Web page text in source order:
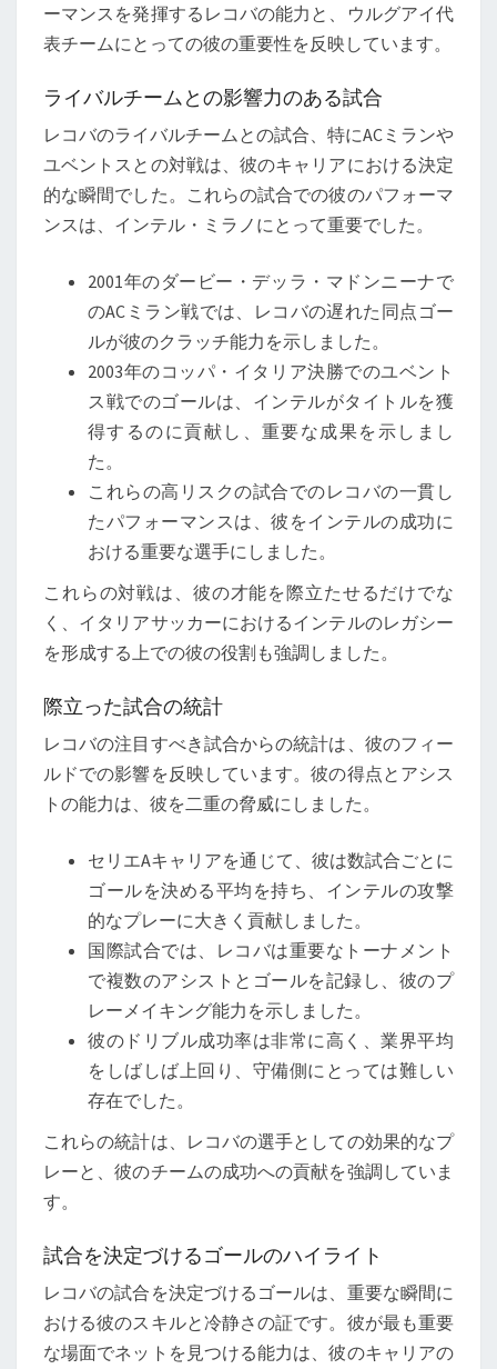
ーマンスを発揮するレコバの能力と、ウルグアイ代
表チームにとっての彼の重要性を反映しています。
ライバルチームとの影響力のある試合
レコバのライバルチームとの試合、特にACミランや
ユベントスとの対戦は、彼のキャリアにおける決定
的な瞬間でした。これらの試合での彼のパフォーマ
ンスは、インテル・ミラノにとって重要でした。
2001年のダービー・デッラ・マドンニーナで
のACミラン戦では、レコバの遅れた同点ゴー
ルが彼のクラッチ能力を示しました。
2003年のコッパ・イタリア決勝でのユベント
ス戦でのゴールは、インテルがタイトルを獲
得するのに貢献し、重要な成果を示しまし
た。
これらの高リスクの試合でのレコバの一貫し
たパフォーマンスは、彼をインテルの成功に
おける重要な選手にしました。
これらの対戦は、彼の才能を際立たせるだけでな
く、イタリアサッカーにおけるインテルのレガシー
を形成する上での彼の役割も強調しました。
際立った試合の統計
レコバの注目すべき試合からの統計は、彼のフィー
ルドでの影響を反映しています。彼の得点とアシス
トの能力は、彼を二重の脅威にしました。
セリエAキャリアを通じて、彼は数試合ごとに
ゴールを決める平均を持ち、インテルの攻撃
的なプレーに大きく貢献しました。
国際試合では、レコバは重要なトーナメント
で複数のアシストとゴールを記録し、彼のプ
レーメイキング能力を示しました。
彼のドリブル成功率は非常に高く、業界平均
をしばしば上回り、守備側にとっては難しい
存在でした。
これらの統計は、レコバの選手としての効果的なプ
レーと、彼のチームの成功への貢献を強調していま
す。
試合を決定づけるゴールのハイライト
レコバの試合を決定づけるゴールは、重要な瞬間に
おける彼のスキルと冷静さの証です。彼が最も重要
な場面でネットを見つける能力は、彼のキャリアの